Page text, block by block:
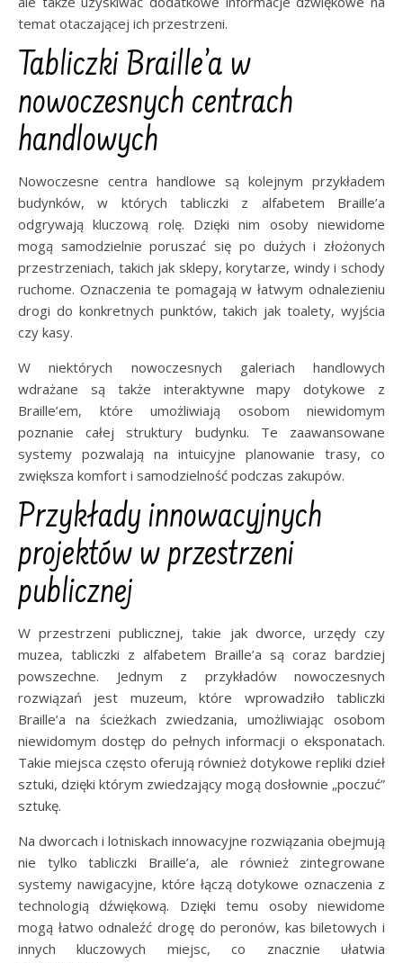
temat otaczającej ich przestrzeni.
Tabliczki Braille’a w
nowoczesnych centrach
handlowych
Nowoczesne centra handlowe są kolejnym przykładem
budynków, w których tabliczki z alfabetem Braille’a
odgrywają kluczową rolę. Dzięki nim osoby niewidome
mogą samodzielnie poruszać się po dużych i złożonych
przestrzeniach, takich jak sklepy, korytarze, windy i schody
ruchome. Oznaczenia te pomagają w łatwym odnalezieniu
drogi do konkretnych punktów, takich jak toalety, wyjścia
czy kasy.
W niektórych nowoczesnych galeriach handlowych
wdrażane są także interaktywne mapy dotykowe z
Braille’em, które umożliwiają osobom niewidomym
poznanie całej struktury budynku. Te zaawansowane
systemy pozwalają na intuicyjne planowanie trasy, co
zwiększa komfort i samodzielność podczas zakupów.
Przykłady innowacyjnych
projektów w przestrzeni
publicznej
W przestrzeni publicznej, takie jak dworce, urzędy czy
muzea, tabliczki z alfabetem Braille’a są coraz bardziej
powszechne. Jednym z przykładów nowoczesnych
rozwiązań jest muzeum, które wprowadziło tabliczki
Braille’a na ścieżkach zwiedzania, umożliwiając osobom
niewidomym dostęp do pełnych informacji o eksponatach.
Takie miejsca często oferują również dotykowe repliki dzieł
sztuki, dzięki którym zwiedzający mogą dosłownie „poczuć”
sztukę.
Na dworcach i lotniskach innowacyjne rozwiązania obejmują
nie tylko tabliczki Braille’a, ale również zintegrowane
systemy nawigacyjne, które łączą dotykowe oznaczenia z
technologią dźwiękową. Dzięki temu osoby niewidome
mogą łatwo odnaleźć drogę do peronów, kas biletowych i
innych kluczowych miejsc, co znacznie ułatwia